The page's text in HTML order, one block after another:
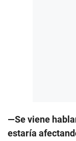
—Se viene
estaría